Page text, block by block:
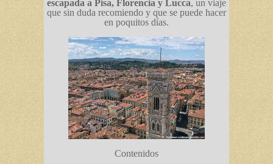
escapada a Pisa, Florencia y Lucca, un viaje
que sin duda recomiendo y que se puede hacer
en poquitos días.
Contenidos